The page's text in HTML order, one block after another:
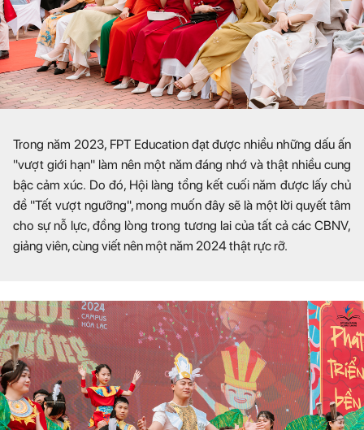
Trong năm 2023, FPT Education đạt được nhiều những dấu ấn
"vượt giới hạn" làm nên một năm đáng nhớ và thật nhiều cung
bậc cảm xúc. Do đó, Hội làng tổng kết cuối năm được lấy chủ
đề "Tết vượt ngưỡng", mong muốn đây sẽ là một lời quyết tâm
cho sự nỗ lực, đồng lòng trong tương lai của tất cả các CBNV,
giảng viên, cùng viết nên một năm 2024 thật rực rỡ.